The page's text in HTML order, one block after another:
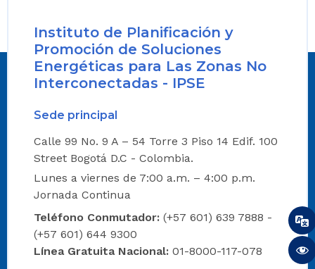
Instituto de Planificación y
Promoción de Soluciones
Energéticas para Las Zonas No
Interconectadas - IPSE
Sede principal
Calle 99 No. 9 A – 54 Torre 3 Piso 14 Edif. 100
Street Bogotá D.C - Colombia.
Lunes a viernes de 7:00 a.m. – 4:00 p.m.
Jornada Continua
Teléfono Conmutador: (+57 601) 639 7888 -
(+57 601) 644 9300
Línea Gratuita Nacional: 01-8000-117-078